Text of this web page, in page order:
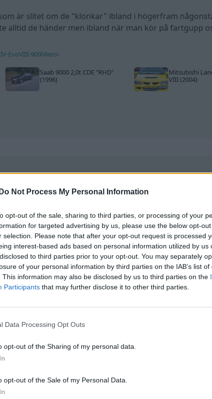
Do Not Process My Personal Information
opt-out of the sale, sharing to third parties, or processing of your
for targeted advertising by us, please use the below opt-
selection. Please note that after your opt-out request is processed
interest-based ads based on personal information utilized by us
to third parties prior to your opt-out. You may separately
of your personal information by third parties on the IAB’s list of
This information may also be disclosed by us to third parties on the
Participants that may further disclose it to other third parties.
Data Processing Opt Outs
opt-out of the Sharing of my personal data.
opt-out of the Sale of my Personal Data.
är slitet om de "klonkar" ibland i högerfram
alltid de händer men ibland när man kör på fartgupp
EvoVIII-9000Aero-
Saab 9000 2,0t CDE "RHD"
(1996)
Mitsubishi
VIII (2004)
Känns som de är där någonstans de låter
EvoVIII-9000Aero-
extreme R"
(1996)